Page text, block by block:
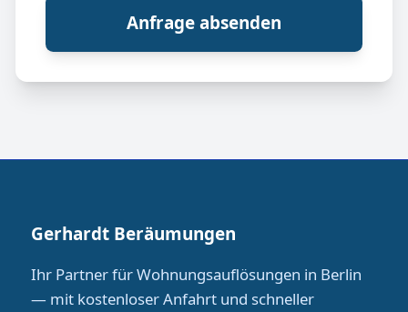
Anfrage absenden
Gerhardt Beräumungen
Ihr Partner für Wohnungsauflösungen in Berlin
— mit kostenloser Anfahrt und schneller